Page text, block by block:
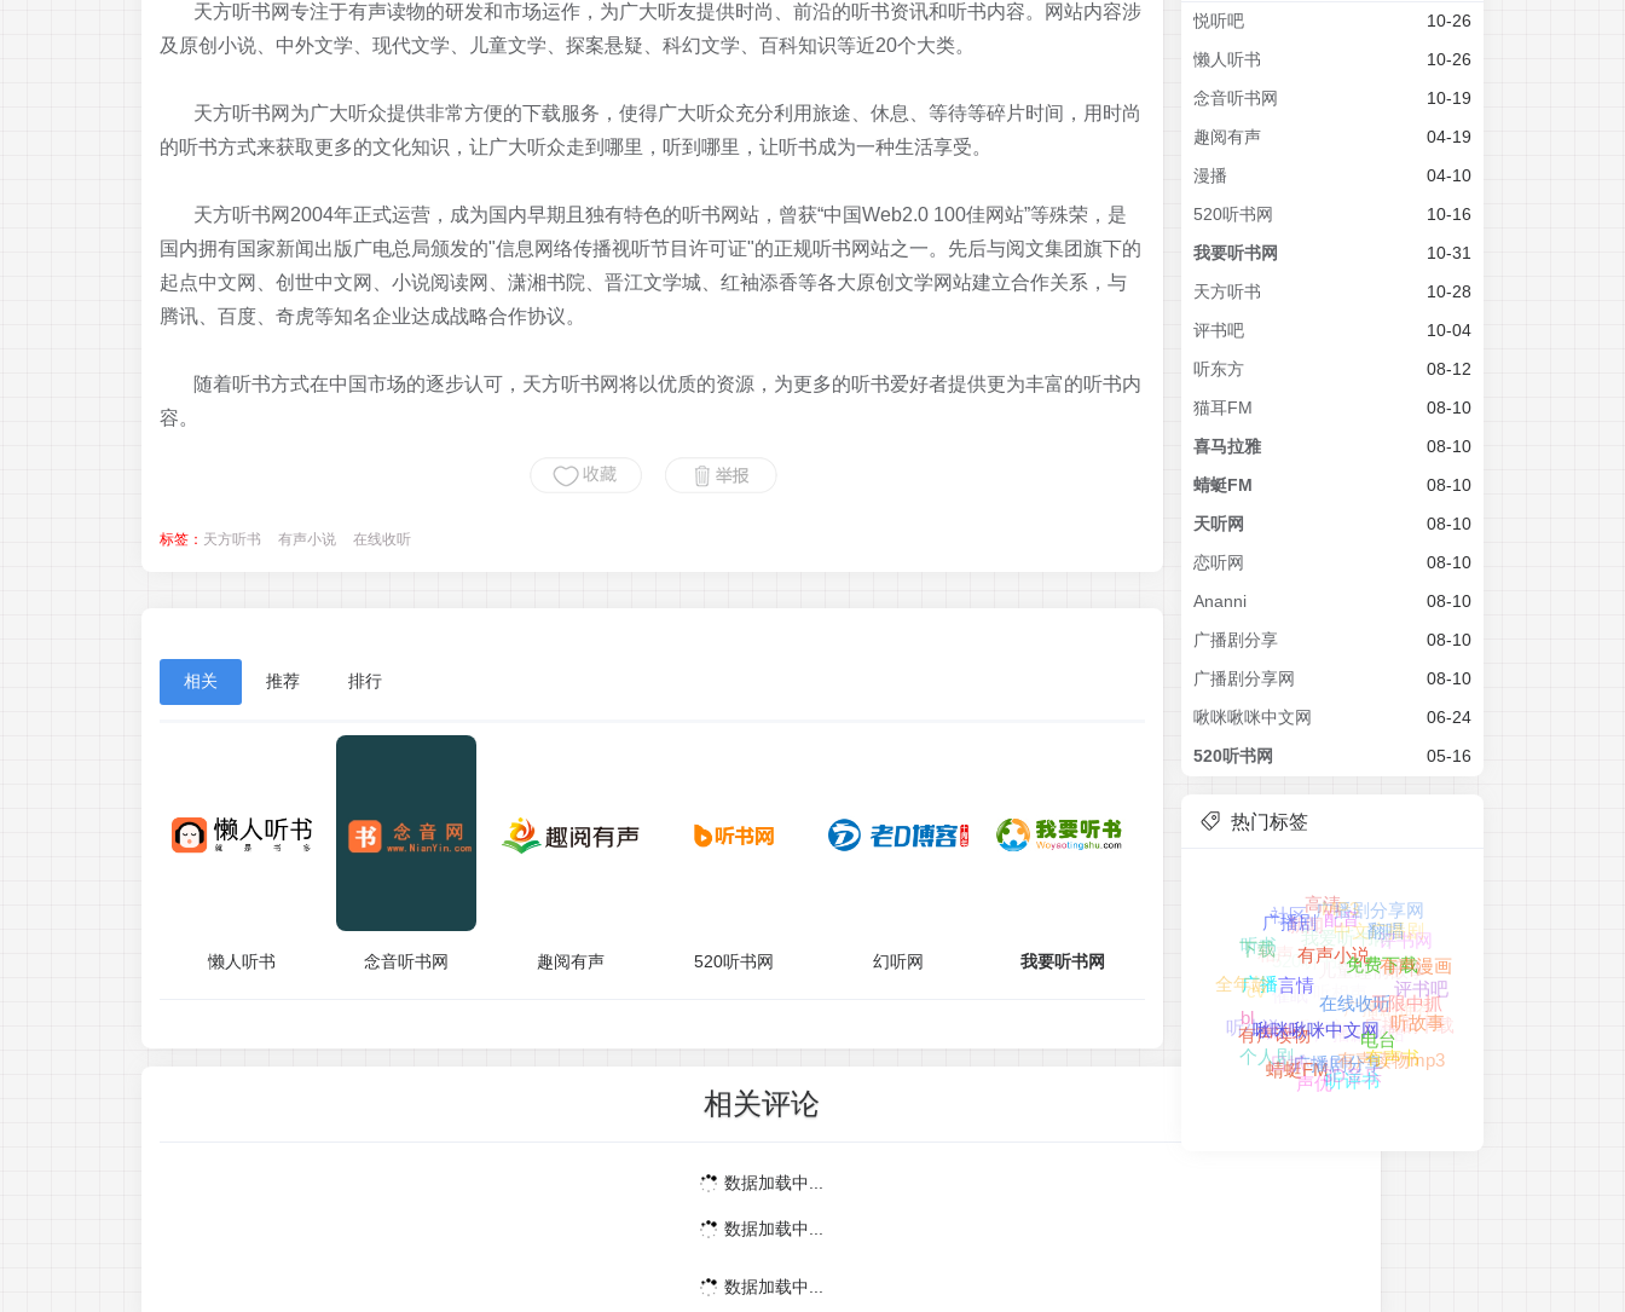
天方听书网专注于有声读物的研发和市场运作，为广大听友提供时尚、前沿的听书资讯和听书内容。网站内容涉
及原创小说、中外文学、现代文学、儿童文学、探案悬疑、科幻文学、百科知识等近20个大类。
天方听书网为广大听众提供非常方便的下载服务，使得广大听众充分利用旅途、休息、等待等碎片时间，用时尚
的听书方式来获取更多的文化知识，让广大听众走到哪里，听到哪里，让听书成为一种生活享受。
天方听书网2004年正式运营，成为国内早期且独有特色的听书网站，曾获“中国Web2.0 100佳网站”等殊荣，是
国内拥有国家新闻出版广电总局颁发的"信息网络传播视听节目许可证"的正规听书网站之一。先后与阅文集团旗下的
起点中文网、创世中文网、小说阅读网、潇湘书院、晋江文学城、红袖添香等各大原创文学网站建立合作关系，与
腾讯、百度、奇虎等知名企业达成战略合作协议。
随着听书方式在中国市场的逐步认可，天方听书网将以优质的资源，为更多的听书爱好者提供更为丰富的听书内
容。
标签： 天方听书 有声小说 在线收听
相关 推荐 排行
懒人听书 念音听书网 趣阅有声 520听书网 幻听网 我要听书网
相关评论
数据加载中...
数据加载中...
数据加载中...
10-26
悦听吧
10-26
懒人听书
10-19
念音听书网
04-19
趣阅有声
04-10
漫播
10-16
520听书网
10-31
我要听书网
10-28
天方听书
10-04
评书吧
08-12
听东方
08-10
猫耳FM
08-10
喜马拉雅
08-10
蜻蜓FM
08-10
天听网
08-10
恋听网
08-10
Ananni
08-10
广播剧分享
08-10
广播剧分享网
06-24
啾咪啾咪中文网
05-16
520听书网
热门标签
广播剧
下载
广播 言情
有声小说
配音
高清
社区
听书
全年龄
bl
有声读物
啾咪啾咪中文网
在线收听
免费下载
翻唱
广播剧分享网
MP3
新闻
相声
cv
听小说
个人剧
蜻蜓FM广播剧分享
电台
无限中抓
有声漫画
评书网
中文广播剧
我爱听书网
520听书网
催眠
耽美
日抓
声优听评书
有声书
听故事
评书吧
评书
儿童睡前故事
听相声
听东方
Ananni
3D音乐
有声读物mp3
广播剧下载
广播剧推荐
广播剧网站